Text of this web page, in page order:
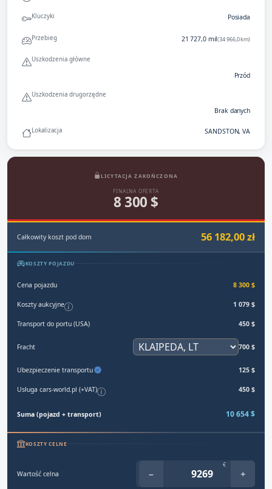
Kluczyki Posiada
Przebieg 21 727,0 mil(34 966,0 km)
Uszkodzenia główne
Przód
Uszkodzenia drugorzędne
Brak danych
Lokalizacja SANDSTON, VA
LICYTACJA ZAKOŃCZONA
FINALNA OFERTA
8 300 $
Całkowity koszt pod dom 56 182,00 zł
KOSZTY POJAZDU
Cena pojazdu 8 300 $
Koszty aukcyjne 1 079 $
Transport do portu (USA) 450 $
Fracht 700 $
Ubezpieczenie transportu 125 $
Usługa cars-world.pl (+VAT) 450 $
Suma (pojazd + transport) 10 654 $
KOSZTY CELNE
Wartość celna −
€
+